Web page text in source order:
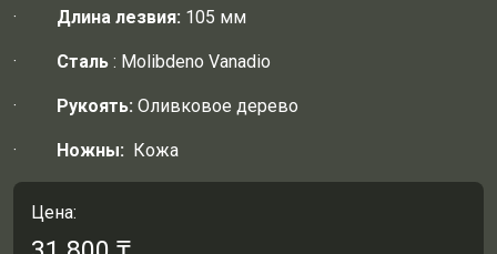
· Длина лезвия: 105 мм
· Сталь : Molibdeno Vanadio
· Рукоять: Оливковое дерево
· Ножны: Кожа
Цена: